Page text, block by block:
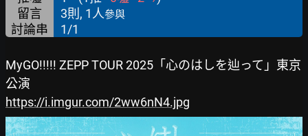
留言
3則, 1人參與
討論串 1/1
MyGO!!!!! ZEPP TOUR 2025「心のはしを辿って」東京
公演
https://i.imgur.com/2ww6nN4.jpg